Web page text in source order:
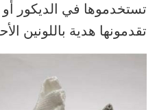
تستخدموها في الديكور أو
تقدمونها هدية باللونين